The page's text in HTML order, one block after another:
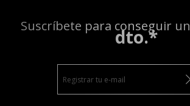
Suscríbete para conseguir un
dto.*